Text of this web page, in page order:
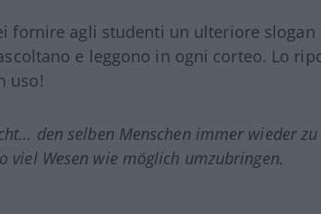
fornire agli studenti un ulteriore slogan
e leggono in ogni corteo. Lo
uso!
den selben Menschen immer wieder
viel Wesen wie möglich umzubringen.